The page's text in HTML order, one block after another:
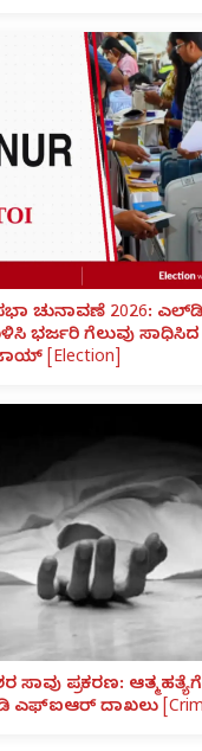
ಚುನಾವಣೆ 2026:
ಭರ್ಜರಿ ಗೆಲುವು ಸಾಧಿಸಿದ
[Election]
ಸಾವು ಪ್ರಕರಣ:
ದಾಖಲು